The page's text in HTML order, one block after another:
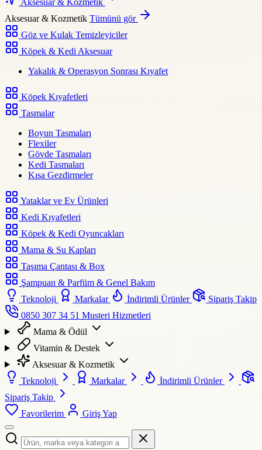
Aksesuar & Kozmetik
Aksesuar & Kozmetik Tümünü gör
Göz ve Kulak Temizleyiciler
Köpek & Kedi Aksesuar
Yakalık & Operasyon Sonrası Kıyafet
Köpek Kıyafetleri
Tasmalar
Boyun Tasmaları
Flexiler
Gövde Tasmaları
Kedi Tasmaları
Kısa Gezdirmeler
Yataklar ve Ev Ürünleri
Kedi Kıyafetleri
Köpek & Kedi Oyuncakları
Mama & Su Kapları
Taşıma Çantası & Box
Şampuan & Parfüm & Genel Bakım
Teknoloji
Markalar İndirimli Ürünler
Sipariş Takip
0850 307 34 51 Musteri Hizmetleri
Mama & Ödül
Vitamin & Destek
Aksesuar & Kozmetik
Teknoloji
Markalar
İndirimli Ürünler
Sipariş Takip
Favorilerim
Giriş Yap